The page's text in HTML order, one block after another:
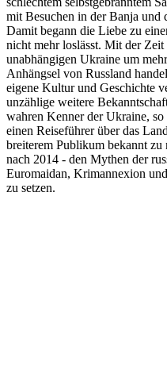
mit Besuchen in der Banja und
Damit begann die Liebe zu
nicht mehr loslässt. Mit der Zeit
unabhängigen Ukraine um
Anhängsel von Russland
eigene Kultur und Geschichte
unzählige weitere
wahren Kenner der Ukraine, so
einen Reiseführer über das
breiterem Publikum bekannt zu
nach 2014 - den Mythen der
Euromaidan, Krimannexion
zu setzen.